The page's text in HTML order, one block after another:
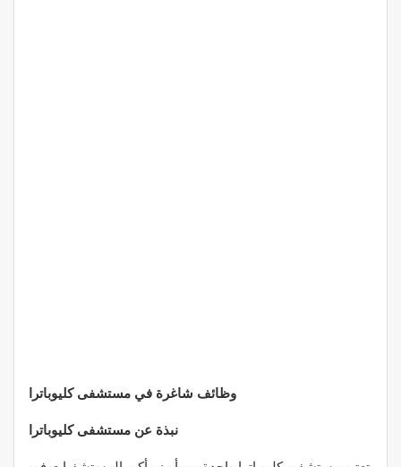
وظائف شاغرة في مستشفى كليوباترا
نبذة عن مستشفى كليوباترا